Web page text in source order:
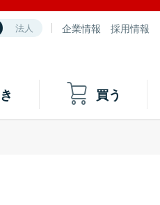
法人 企業情報 採用情報
買う